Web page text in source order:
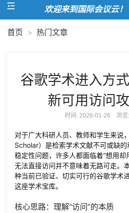
欢迎来到国际会议云！
首页 > 热门文章
谷歌学术进入方
新可用访问
时间: 2026-01-26 浏览
对于广大科研人员、教师和学生来说
Scholar）是检索学术文献不可或缺
稳定性问题，许多人都面临着“想用却
无法直接访问并不意味着无路可走。
种当前已验证、切实可行的谷歌学术
这座学术宝库。
核心思路：理解“访问”的本质